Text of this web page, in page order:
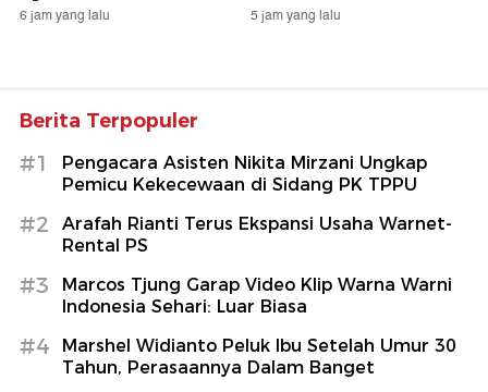
6 jam yang lalu 5 jam yang lalu
Berita Terpopuler
#1
Pengacara Asisten Nikita Mirzani Ungkap
Pemicu Kekecewaan di Sidang PK TPPU
#2
Arafah Rianti Terus Ekspansi Usaha Warnet-
Rental PS
#3
Marcos Tjung Garap Video Klip Warna Warni
Indonesia Sehari: Luar Biasa
#4
Marshel Widianto Peluk Ibu Setelah Umur 30
Tahun, Perasaannya Dalam Banget